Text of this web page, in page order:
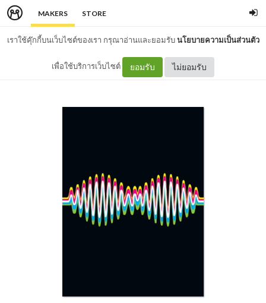
MAKERS STORE
เราใช้คุ๊กกี้บนเว็บไซต์ของเรา กรุณาอ่านและยอมรับนโยบายความเป็นส่วนตัว
เพื่อใช้บริการเว็บไซต์ ยอมรับ ไม่ยอมรับ